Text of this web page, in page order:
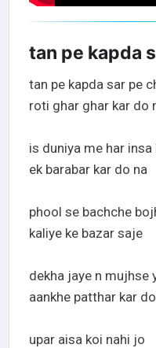
tan pe kapda
tan pe kapda sar pe
roti ghar ghar kar do
is duniya me har insa
ek barabar kar do na
phool se bachche
kaliye ke bazar saje
dekha jaye n mujhse
aankhe patthar kar
upar aisa koi nahi jo